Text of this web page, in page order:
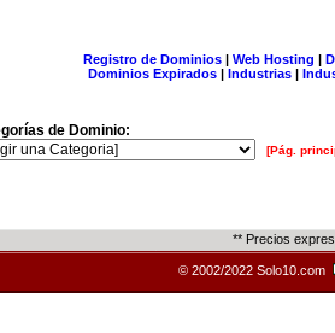
Registro de Dominios| Web Hosting |
Dominios Expirados | Industrias |
de Dominio:
[Pág.
** Precios
© 2002/2022 Solo10.com